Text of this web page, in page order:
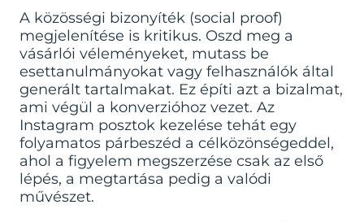
A közösségi bizonyíték (social proof)
megjelenítése is kritikus. Oszd meg a
vásárlói véleményeket, mutass be
esettanulmányokat vagy felhasználók által
generált tartalmakat. Ez építi azt a bizalmat,
ami végül a konverzióhoz vezet. Az
Instagram posztok kezelése tehát egy
folyamatos párbeszéd a célközönségeddel,
ahol a figyelem megszerzése csak az első
lépés, a megtartása pedig a valódi
művészet.